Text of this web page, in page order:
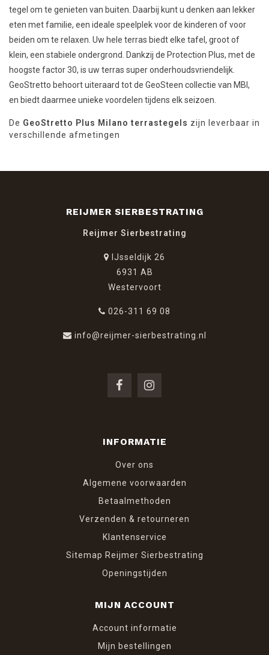
tegel om te genieten van buiten. Daarbij kunt u denken aan lekker
eten met familie, een ideale speelplek voor de kinderen of voor
beiden om te relaxen. Uw hele terras biedt elke tafel, groot of
klein, een stabiele ondergrond. Dankzij de Protection Plus, met de
hoogste factor 30, is uw terras super onderhoudsvriendelijk.
GeoStretto behoort uiteraard tot de GeoSteen collectie van MBI,
en biedt daarmee unieke voordelen tijdens elk seizoen.
De GeoStretto Plus Milano terrastegels zijn leverbaar in
verschillende afmetingen
REIJMER SIERBESTRATING
Reijmer Sierbestrating
IJsseldijk 26
6931 AB
Westervoort
026-311 69 08
info@reijmer-sierbestrating.nl
INFORMATIE
Over ons
Algemene voorwaarden
Betaalmethoden
Verzenden & retourneren
Klantenservice
Sitemap Reijmer Sierbestrating
Openingstijden
MIJN ACCOUNT
Account informatie
Mijn bestellingen